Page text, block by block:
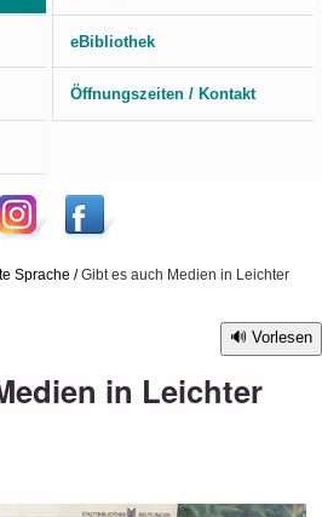
eBibliothek
Öffnungszeiten / Kontakt
Sprache /Gibt es auch Medien in Leichter
Vorlesen
in Leichter